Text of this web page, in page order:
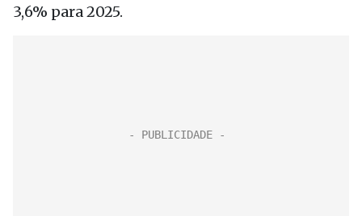
3,6% para 2025.